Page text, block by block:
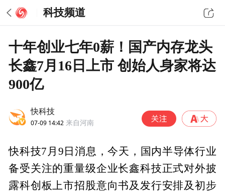
科技频道
十年创业七年0薪！国产内存龙头
长鑫7月16日上市 创始人身家将达
900亿
快科技
07-09 14:42 来自河南
快科技7月9日消息，今天，国内半导体行业
备受关注的重量级企业长鑫科技正式对外披
露科创板上市招股意向书及发行安排及初步